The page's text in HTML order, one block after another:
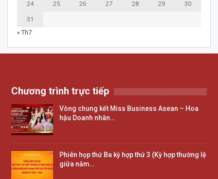
24 25 26 27 28 29 30
31
« Th7
Chương trình trực tiếp
Vòng chung kết Miss Business Asean – Hoa
hậu Doanh nhân…
Phiên họp thứ Ba kỳ hợp thứ 3 (Kỳ hợp thường lệ
giữa năm…